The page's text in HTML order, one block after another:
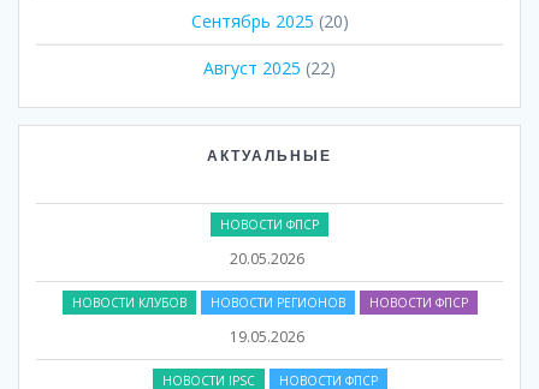
Сентябрь 2025 (20)
Август 2025 (22)
АКТУАЛЬНЫЕ
НОВОСТИ КЛУБОВ НОВОСТИ РЕГИОНОВ НОВОСТИ ФПСР
21.05.2026
НОВОСТИ ФПСР
20.05.2026
НОВОСТИ КЛУБОВ НОВОСТИ РЕГИОНОВ НОВОСТИ ФПСР
19.05.2026
НОВОСТИ IPSC НОВОСТИ ФПСР